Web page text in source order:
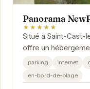
Panorama
★★★★★
Situé à Saint-Cast-
offre un
privilégié à la
parking internet
en-bord-de-plage